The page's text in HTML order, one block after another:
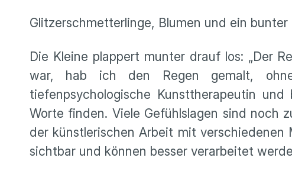
Glitzerschmetterlinge, Blumen und ein
Die Kleine plappert munter drauf los: „Der
war, hab ich den Regen gemalt,
tiefenpsychologische Kunsttherapeutin
Worte finden. Viele Gefühlslagen sind noch
der künstlerischen Arbeit mit verschiedenen
sichtbar und können besser verarbeitet